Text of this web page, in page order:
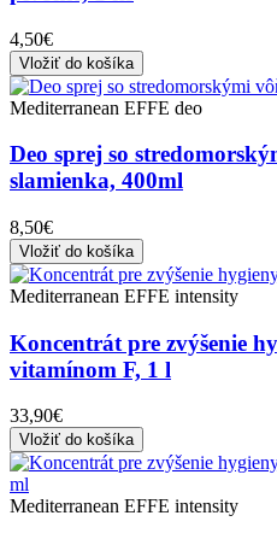
4,50€
Vložiť do košíka
Mediterranean EFFE deo
Deo sprej so
slamienka, 400ml
8,50€
Vložiť do košíka
Mediterranean EFFE intensity
Koncentrát pre zvýšenie
vitamínom F, 1 l
33,90€
Vložiť do košíka
Mediterranean EFFE intensity